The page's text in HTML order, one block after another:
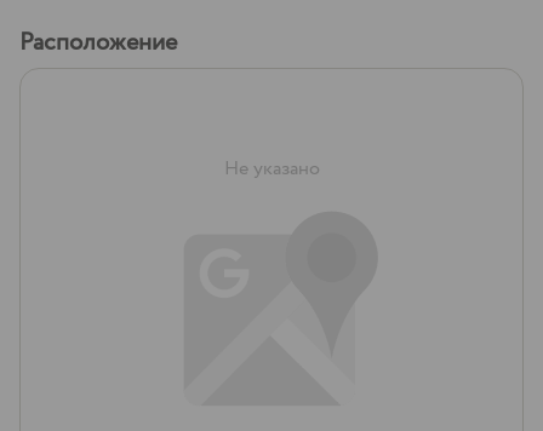
Расположение
Не указано